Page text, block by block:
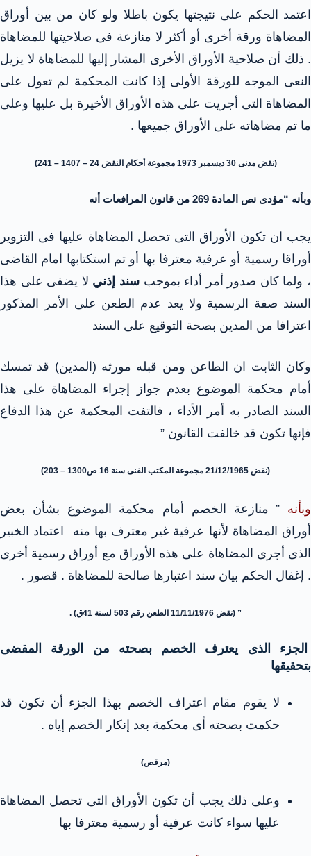
اعتمد الحكم على نتيجتها يكون باطلا ولو كان من بين أوراق
المضاهاة ورقة أخرى أو أكثر لا منازعة فى صلاحيتها للمضاهاة
. ذلك أن صلاحية الأوراق الأخرى المشار إليها للمضاهاة لا يزيل
النعى الموجه للورقة الأولى إذا كانت المحكمة لم تعول على
المضاهاة التى أجريت على هذه الأوراق الأخيرة بل عليها وعلى
ما تم مضاهاته على الأوراق جميعها .
(نقض مدنى 30 ديسمبر 1973 مجموعة أحكام النقض 24 – 1407 – 241)
وبأنه “مؤدى نص المادة 269 من قانون المرافعات أنه
يجب ان تكون الأوراق التى تحصل المضاهاة عليها فى التزوير
أوراقا رسمية أو عرفية معترفا بها أو تم استكتابها امام القاضى
، ولما كان صدور أمر أداء بموجبسند إذني لا يضفى على هذا
السند صفة الرسمية ولا يعد عدم الطعن على الأمر المذكور
اعترافا من المدين بصحة التوقيع على السند
وكان الثابت ان الطاعن ومن قبله مورثه (المدين) قد تمسك
أمام محكمة الموضوع بعدم جواز إجراء المضاهاة على هذا
السند الصادر به أمر الأداء ، فالتفت المحكمة عن هذا الدفاع
فإنها تكون قد خالفت القانون ”
(نقض 21/12/1965 مجموعة المكتب الفنى سنة 16 ص1300 – 203)
وبأنه ” منازعة الخصم أمام محكمة الموضوع بشأن بعض
أوراق المضاهاة لأنها عرفية غير معترف بها منه اعتماد الخبير
الذى أجرى المضاهاة على هذه الأوراق مع أوراق رسمية أخرى
. إغفال الحكم بيان سند اعتبارها صالحة للمضاهاة . قصور .
” (نقض 11/11/1976 الطعن رقم 503 لسنة 41ق) .
الجزء الذى يعترف الخصم بصحته من الورقة المقضى
بتحقيقها
لا يقوم مقام اعتراف الخصم بهذا الجزء أن تكون قد
حكمت بصحته أى محكمة بعد إنكار الخصم إياه .
(مرقص)
وعلى ذلك يجب أن تكون الأوراق التى تحصل المضاهاة
عليها سواء كانت عرفية أو رسمية معترفا بها